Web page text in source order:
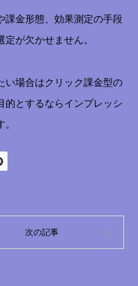
課金形態、効果測定の手段
が欠かせません。
い場合はクリック課金型の
的とするならインプレッシ